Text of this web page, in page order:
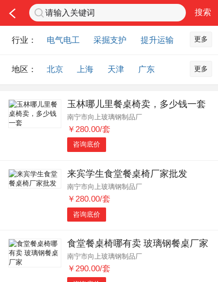
行业： 电气电工 采掘支护
提升运输
排水设备
钻探设备
非金属品
化工化学
安防设备
矿用物资
应急救援
智能制造
农业机械
交通机械
更多
地区： 北京 上海 天津
广东
山东
内蒙古 黑龙江
吉林
江苏 浙江
安徽
陕西
云南
西藏 甘肃
青海
宁夏
海南 新疆
澳门
更多
玉林哪儿里餐桌椅卖，多少钱一套
南宁市向上玻璃钢制品厂
￥280.00/套
咨询底价
来宾学生食堂餐桌椅厂家批发
南宁市向上玻璃钢制品厂
￥280.00/套
咨询底价
食堂餐桌椅哪有卖 玻璃钢餐桌厂家
南宁市向上玻璃钢制品厂
￥290.00/套